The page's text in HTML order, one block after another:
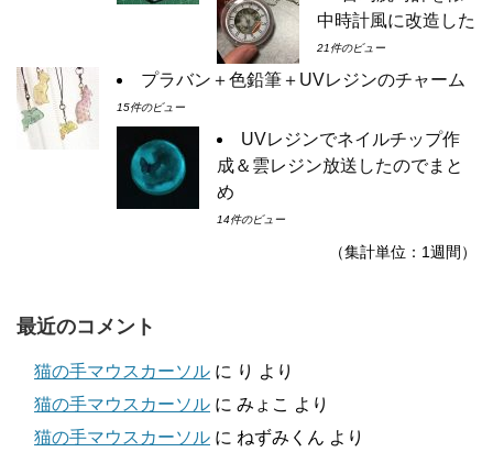
中時計風に改造した
21件のビュー
プラバン＋色鉛筆＋UVレジンのチャーム
15件のビュー
UVレジンでネイルチップ作
成＆雲レジン放送したのでまと
め
14件のビュー
（集計単位：1週間）
最近のコメント
猫の手マウスカーソル に り より
猫の手マウスカーソル に みょこ より
猫の手マウスカーソル に ねずみくん より